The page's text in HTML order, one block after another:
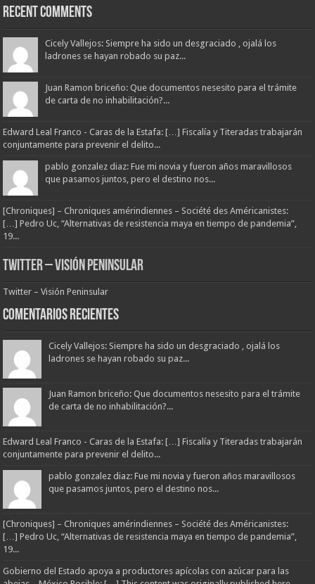
Recent Comments
Cicely Vallejos: Siempre ha sido un desgraciado , ojalá los
ladrones se hayan robado su paz...
Juan Ramon briceño: Que documentos nesesito para el trámite
de carta de no inhabilitación?...
Edward Leal Franco - Caras de la Estafa: […] Fiscalía y Titeradas trabajarán
conjuntamente para prevenir el delito...
pablo gonzalez diaz: Fue mi novia y fueron años maravillosos
que pasamos juntos, pero el destino nos...
[Chroniques] – Chroniques amérindiennes – Société des Américanistes:
[…] Pedro Uc, “Alternativas de resistencia maya en tiempo de pandemia”,
19...
Twitter – Visión Peninsular
Twitter – Visión Peninsular
Comentarios Recientes
Cicely Vallejos: Siempre ha sido un desgraciado , ojalá los
ladrones se hayan robado su paz...
Juan Ramon briceño: Que documentos nesesito para el trámite
de carta de no inhabilitación?...
Edward Leal Franco - Caras de la Estafa: […] Fiscalía y Titeradas trabajarán
conjuntamente para prevenir el delito...
pablo gonzalez diaz: Fue mi novia y fueron años maravillosos
que pasamos juntos, pero el destino nos...
[Chroniques] – Chroniques amérindiennes – Société des Américanistes:
[…] Pedro Uc, “Alternativas de resistencia maya en tiempo de pandemia”,
19...
Gobierno del Estado apoya a productores apícolas con azúcar para las